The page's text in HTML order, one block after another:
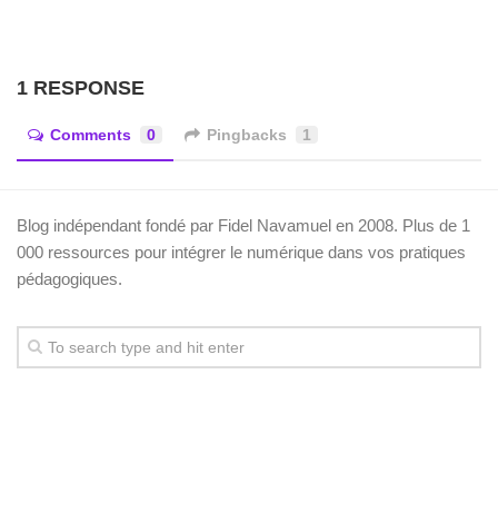
1 RESPONSE
Comments 0 Pingbacks 1
Blog indépendant fondé par Fidel Navamuel en 2008. Plus de 1
000 ressources pour intégrer le numérique dans vos pratiques
pédagogiques.